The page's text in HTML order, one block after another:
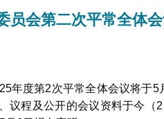
员会第二次平常全体
年度第2次平常全体会议将于
议程及公开的会议资料于今（